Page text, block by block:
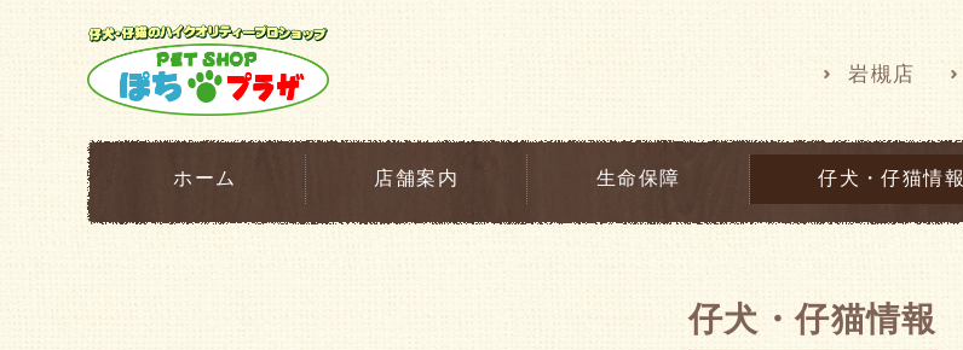
岩槻店
ホーム 店舗案内 生命保障 仔犬・仔猫情報
仔犬・仔猫情報